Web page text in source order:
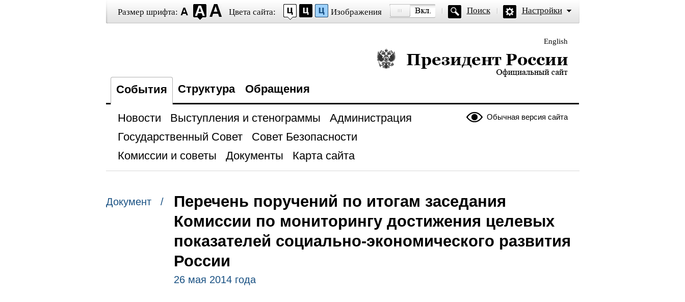
Размер шрифта: Цвета сайта: Изображения Поиск Настройки
English
Президент России — официальный сайт
События Структура Обращения
Обычная версия сайта
Новости Выступления и стенограммы
Администрация
Государственный Совет
Совет Безопасности
Комиссии и советы
Документы Карта сайта
Документ /
Перечень поручений по итогам заседания
Комиссии по мониторингу достижения целевых
показателей социально-экономического развития
России
26 мая 2014 года